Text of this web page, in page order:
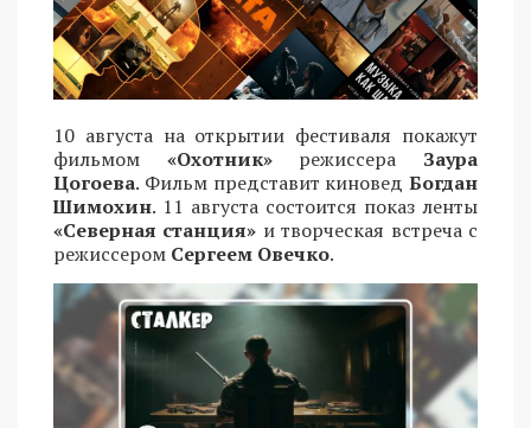
10 августа на открытии фестиваля покажут
фильмом «Охотник»режиссера Заура
Цогоева. Фильм представит киновед Богдан
Шимохин. 11 августа состоится показ ленты
«Северная станция» и творческая встреча с
режиссером Сергеем Овечко.